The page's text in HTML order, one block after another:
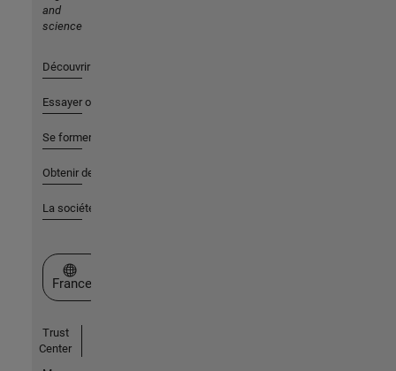
and
science
Découvrir les produits
Essayer ou acheter
Se former
Obtenir de l'aide
La société
Sélectionner un site web
France
Trust
Center